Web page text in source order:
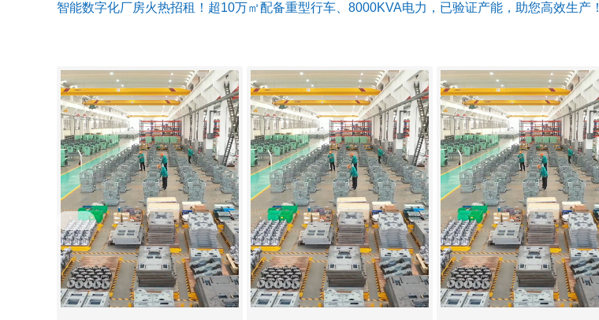
智能数字化厂房火热招租！超10万㎡配备重型行车、8000KVA电力，已验证产能，助您高效生产！